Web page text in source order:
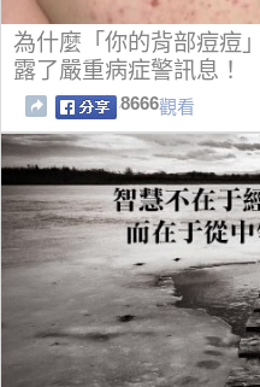
為什麼「你的背部痘痘
露了嚴重病症警訊息！
8666觀看